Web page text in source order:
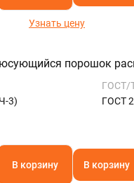
Узнать цену
порошок
3)
ГОСТ/
ГОСТ
В корзину В корзину